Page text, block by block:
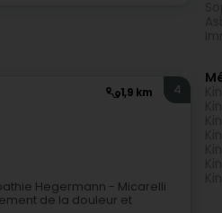
1,9 km 4
Hegermann - Micarelli
de la douleur et